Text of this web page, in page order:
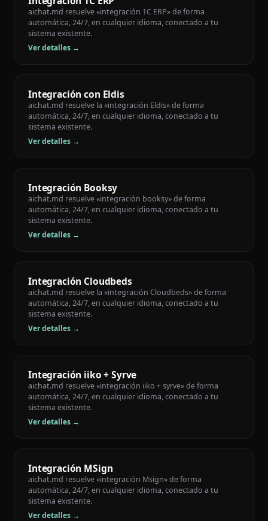
aichat.md resuelve «integración 1C ERP» de forma
automática, 24/7, en cualquier idioma, conectado a tu
sistema existente.
Ver detalles →
Integración con Eldis
aichat.md resuelve la «integración Eldis» de forma
automática, 24/7, en cualquier idioma, conectado a tu
sistema existente.
Ver detalles →
Integración Booksy
aichat.md resuelve «integración booksy» de forma
automática, 24/7, en cualquier idioma, conectado a tu
sistema existente.
Ver detalles →
Integración Cloudbeds
aichat.md resuelve la «integración Cloudbeds» de forma
automática, 24/7, en cualquier idioma, conectado a tu
sistema existente.
Ver detalles →
Integración iiko + Syrve
aichat.md resuelve «integración iiko + syrve» de forma
automática, 24/7, en cualquier idioma, conectado a tu
sistema existente.
Ver detalles →
Integración MSign
aichat.md resuelve «integración Msign» de forma
automática, 24/7, en cualquier idioma, conectado a tu
sistema existente.
Ver detalles →